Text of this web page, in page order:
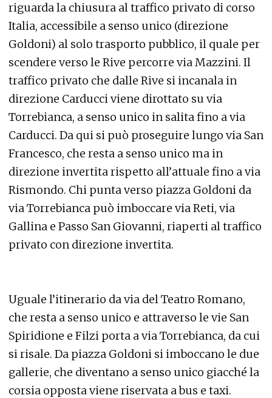
riguarda la chiusura al traffico privato di corso
Italia, accessibile a senso unico (direzione
Goldoni) al solo trasporto pubblico, il quale per
scendere verso le Rive percorre via Mazzini. Il
traffico privato che dalle Rive si incanala in
direzione Carducci viene dirottato su via
Torrebianca, a senso unico in salita fino a via
Carducci. Da qui si può proseguire lungo via San
Francesco, che resta a senso unico ma in
direzione invertita rispetto all’attuale fino a via
Rismondo. Chi punta verso piazza Goldoni da
via Torrebianca può imboccare via Reti, via
Gallina e Passo San Giovanni, riaperti al traffico
privato con direzione invertita.
Uguale l’itinerario da via del Teatro Romano,
che resta a senso unico e attraverso le vie San
Spiridione e Filzi porta a via Torrebianca, da cui
si risale. Da piazza Goldoni si imboccano le due
gallerie, che diventano a senso unico giacché la
corsia opposta viene riservata a bus e taxi.